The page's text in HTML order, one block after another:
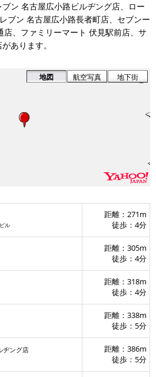
ン 名古屋広小路ビルヂング店、ロー
ブン 名古屋広小路長者町店、セブンー
店、ファミリーマート 伏見駅前店、サ
あります。
サークルK 栄長島町通店
ローソン 栄二丁目店ファミリーマート栄長者町通
セブン‐イレブン 名古屋広小路ビル
セブンイレブン 名古屋広
ト 伏見駅前店
名古屋伏見駅南店
地図 航空写真 地下街
ル
距離：271m
徒歩：4分
距離：305m
徒歩：4分
距離：318m
徒歩：4分
距離：338m
徒歩：5分
ヂング店
距離：386m
徒歩：5分